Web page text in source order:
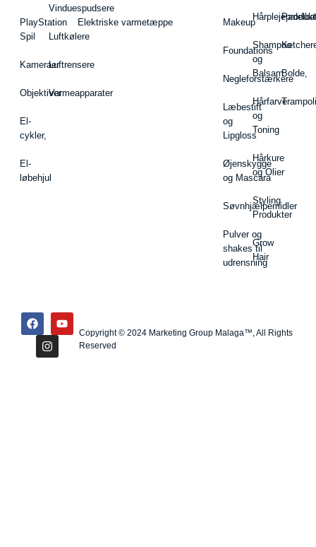
PlayStation
Spil
Kameraer
Objektiver
El-
cykler,
El-
løbehjul
Vinduespudsere
Luftkølere
Luftrensere
Varmeapparater
Elektriske varmetæppe Makeup
Foundations
Negleforstærkere
Læbestift
og
Lipgloss
Øjenskygge
og Mascara
Søvnhjælpemidler
Pulver og
shakes til
udrensning
Shampoo
og
Balsam
Hårfarve
og
Toning
Hårkure
og Olier
Styling
Produkter
Grow
Hair
Bolde,
Copyright © 2024 Marketing Group Malaga™, All Rights
Reserved